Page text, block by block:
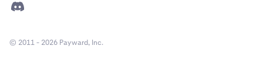
© 2011 - 2026 Payward, Inc.